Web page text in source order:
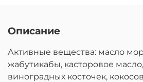
Описание
Активные вещества: масло
жабутикабы, касторовое
виноградных косточек,